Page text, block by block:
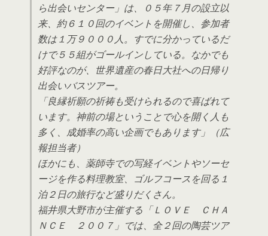
ら出会いセンター」は、０５年７月の設立以
来、約６１０回のイベントを開催し、参加者
数は１万９０００人。すでに分かっているだ
けで５５組がゴールインしている。なかでも
好評なのが、世界遺産の春日大社への日帰り
出会いバスツアー。
「良縁祈願の祈祷も受けられるので喜ばれて
います。神前の場ということで心を開く人も
多く、成婚率の高い企画でもあります」（広
報担当者）
ほかにも、薬師寺での写経イベントやソーセ
ージを作る料理教室、ゴルフコースを回る１
泊２日の旅行など盛りだくさん。
福井県大野市が主催する「ＬＯＶＥ ＣＨＡ
ＮＣＥ ２００７」では、全２回の陶芸ツア